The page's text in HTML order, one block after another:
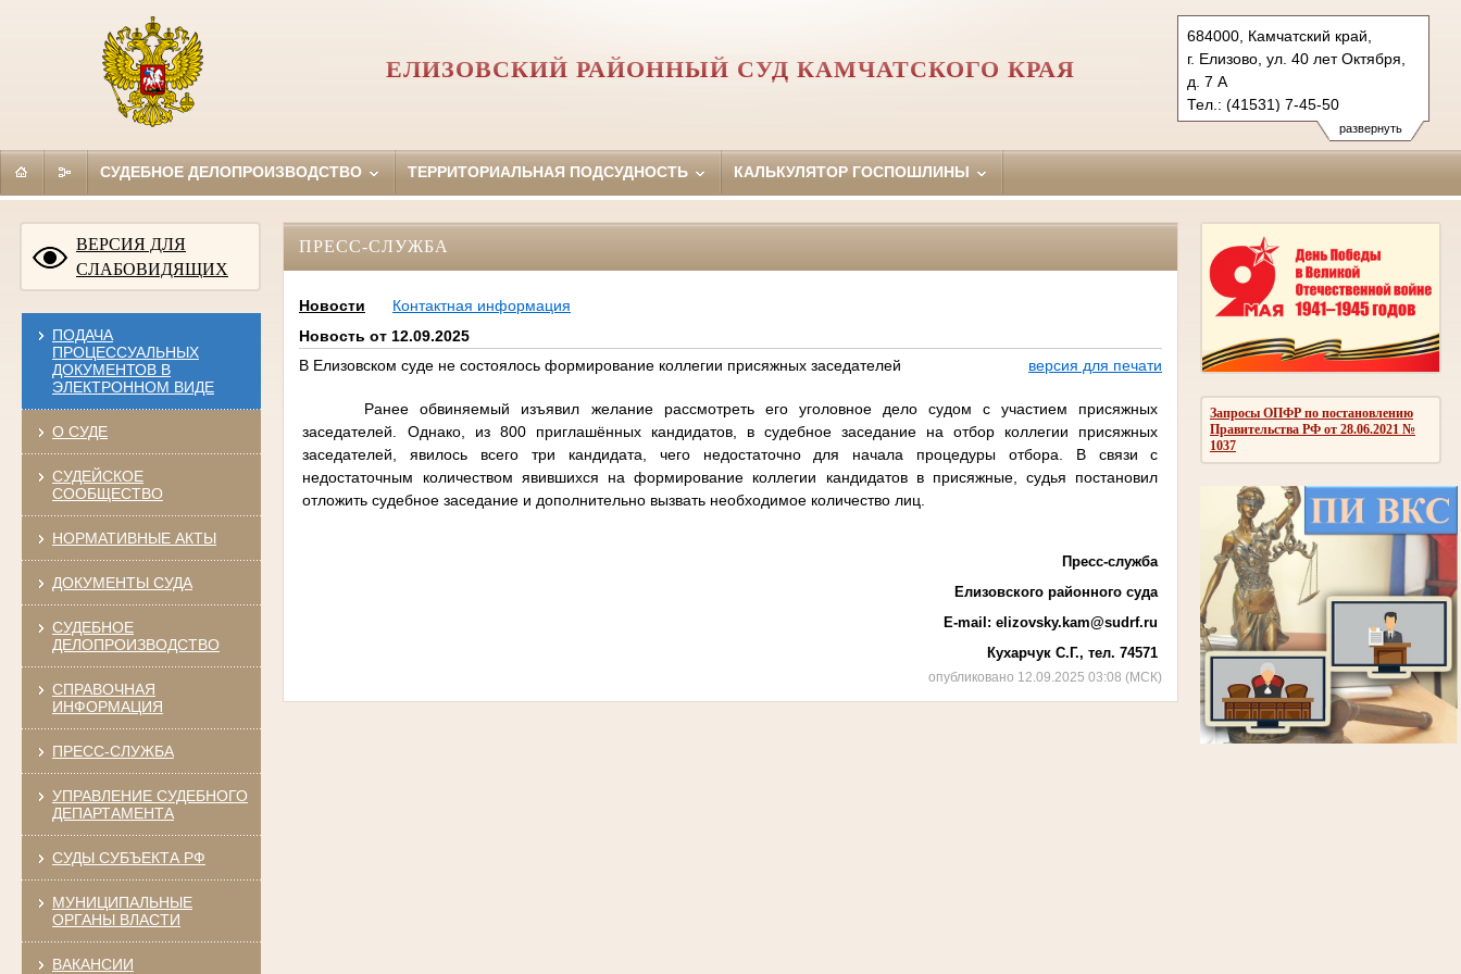
развернуть
684000, Камчатский край,
г. Елизово, ул. 40 лет Октября,
д. 7 А
Тел.: (41531) 7-45-50
7-45-00 факс
elizovsky.kam@sudrf.ru
ЕЛИЗОВСКИЙ РАЙОННЫЙ СУД КАМЧАТСКОГО КРАЯ
СУДЕБНОЕ ДЕЛОПРОИЗВОДСТВО ТЕРРИТОРИАЛЬНАЯ ПОДСУДНОСТЬ КАЛЬКУЛЯТОР ГОСПОШЛИНЫ
ВЕРСИЯ ДЛЯ
СЛАБОВИДЯЩИХ
ПОДАЧА
ПРОЦЕССУАЛЬНЫХ
ДОКУМЕНТОВ В
ЭЛЕКТРОННОМ ВИДЕ
О СУДЕ
СУДЕЙСКОЕ
СООБЩЕСТВО
НОРМАТИВНЫЕ АКТЫ
ДОКУМЕНТЫ СУДА
СУДЕБНОЕ
ДЕЛОПРОИЗВОДСТВО
СПРАВОЧНАЯ
ИНФОРМАЦИЯ
ПРЕСС-СЛУЖБА
УПРАВЛЕНИЕ СУДЕБНОГО
ДЕПАРТАМЕНТА
СУДЫ СУБЪЕКТА РФ
МУНИЦИПАЛЬНЫЕ
ОРГАНЫ ВЛАСТИ
ВАКАНСИИ
Запросы ОПФР по постановлению
Правительства РФ от 28.06.2021 №
1037
ПРЕСС-СЛУЖБА
Новости
Контактная информация
Новость от 12.09.2025
В Елизовском суде не состоялось формирование коллегии присяжных заседателей
версия для печати
Ранее обвиняемый изъявил желание рассмотреть его уголовное дело судом с участием присяжных
заседателей. Однако, из 800 приглашённых кандидатов, в судебное заседание на отбор коллегии присяжных
заседателей, явилось всего три кандидата, чего недостаточно для начала процедуры отбора. В связи с
недостаточным количеством явившихся на формирование коллегии кандидатов в присяжные, судья постановил
отложить судебное заседание и дополнительно вызвать необходимое количество лиц.
Пресс-служба
Елизовского районного суда
E-mail:elizovsky.kam@sudrf.ru
Кухарчук С.Г., тел. 74571
опубликовано 12.09.2025 03:08 (МСК)